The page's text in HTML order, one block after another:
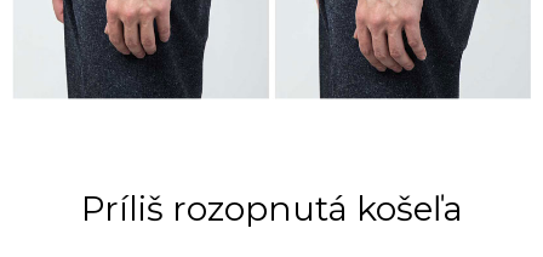
Príliš rozopnutá košeľa